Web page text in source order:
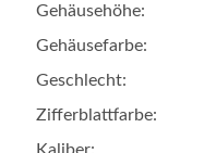
Gehäusehöhe:
Gehäusefarbe:
Geschlecht:
Zifferblattfarbe: